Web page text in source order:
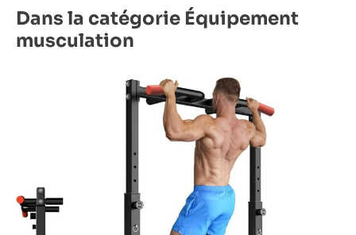
Dans la catégorie Équipement
musculation